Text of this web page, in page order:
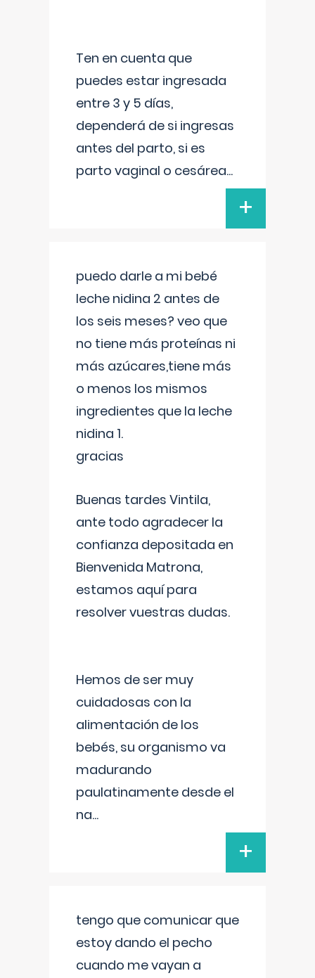
Ten en cuenta que
puedes estar ingresada
entre 3 y 5 días,
dependerá de si ingresas
antes del parto, si es
parto vaginal o cesárea...
+
puedo darle a mi bebé
leche nidina 2 antes de
los seis meses? veo que
no tiene más proteínas ni
más azúcares,tiene más
o menos los mismos
ingredientes que la leche
nidina 1.
gracias
Buenas tardes Vintila,
ante todo agradecer la
confianza depositada en
Bienvenida Matrona,
estamos aquí para
resolver vuestras dudas.
Hemos de ser muy
cuidadosas con la
alimentación de los
bebés, su organismo va
madurando
paulatinamente desde el
na...
+
tengo que comunicar que
estoy dando el pecho
cuando me vayan a